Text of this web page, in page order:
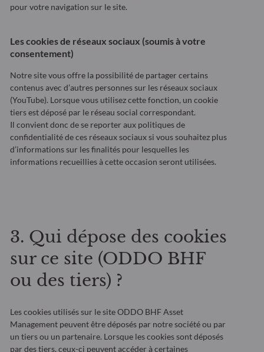
pour votre navigation sur le site.
Les cookies de réseaux sociaux (soumis à votre
consentement)
Notre site vous offre la possibilité de partager certains
contenus avec d’autres personnes sur les réseaux sociaux
(YouTube). Lorsque vous utilisez cette fonction, un cookie
tiers est déposé par le réseau social correspondant.
Il convient donc de se reporter aux politiques de
confidentialité de ces réseaux sociaux si vous souhaitez plus
d’informations sur les finalités pour lesquelles les
informations recueillies à cette occasion seront utilisées.
3. Qui dépose des cookies
sur ce site (ODDO BHF
ou des tiers) ?
Les cookies utilisés sur le site ODDO BHF Asset
Management peuvent être déposés par notre société ou par
un tiers ou un partenaire. Lorsque les cookies sont déposés
par des tiers, ceux-ci peuvent accéder à certaines